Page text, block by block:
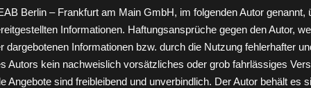
Berlin – Frankfurt am Main GmbH, im folgenden Autor
Informationen. Haftungsansprüche gegen den Autor,
dargebotenen Informationen bzw. durch die Nutzung fehlerhafter
Autors kein nachweislich vorsätzliches oder grob fahrlässiges
Angebote sind freibleibend und unverbindlich. Der Autor behält